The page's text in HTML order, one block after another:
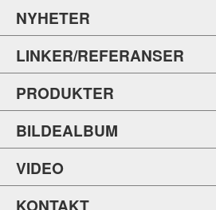
NYHETER
LINKER/REFERANSER
PRODUKTER
BILDEALBUM
VIDEO
KONTAKT